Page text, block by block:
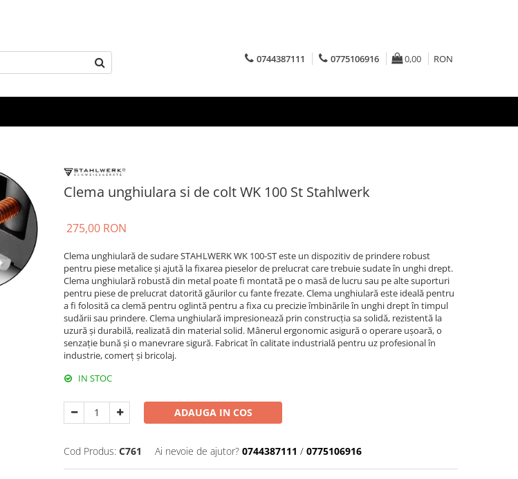
0744387111 0775106916 0,00 RON
Clema unghiulara si de colt WK 100 St Stahlwerk
275,00 RON
Clema unghiulară de sudare STAHLWERK WK 100-ST este un dispozitiv de prindere robust
pentru piese metalice și ajută la fixarea pieselor de prelucrat care trebuie sudate în unghi drept.
Clema unghiulară robustă din metal poate fi montată pe o masă de lucru sau pe alte suporturi
pentru piese de prelucrat datorită găurilor cu fante frezate. Clema unghiulară este ideală pentru
a fi folosită ca clemă pentru oglintă pentru a fixa cu precizie îmbinările în unghi drept în timpul
sudării sau prindere. Clema unghiulară impresionează prin construcția sa solidă, rezistentă la
uzură și durabilă, realizată din material solid. Mânerul ergonomic asigură o operare ușoară, o
senzație bună și o manevrare sigură. Fabricat în calitate industrială pentru uz profesional în
industrie, comerț și bricolaj.
IN STOC
ADAUGA IN COS
Cod Produs: C761 Ai nevoie de ajutor? 0744387111 / 0775106916